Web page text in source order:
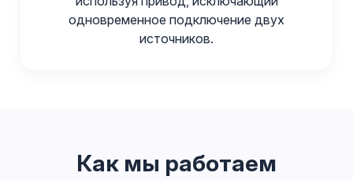
одновременное подключение двух
источников.
Как мы работаем